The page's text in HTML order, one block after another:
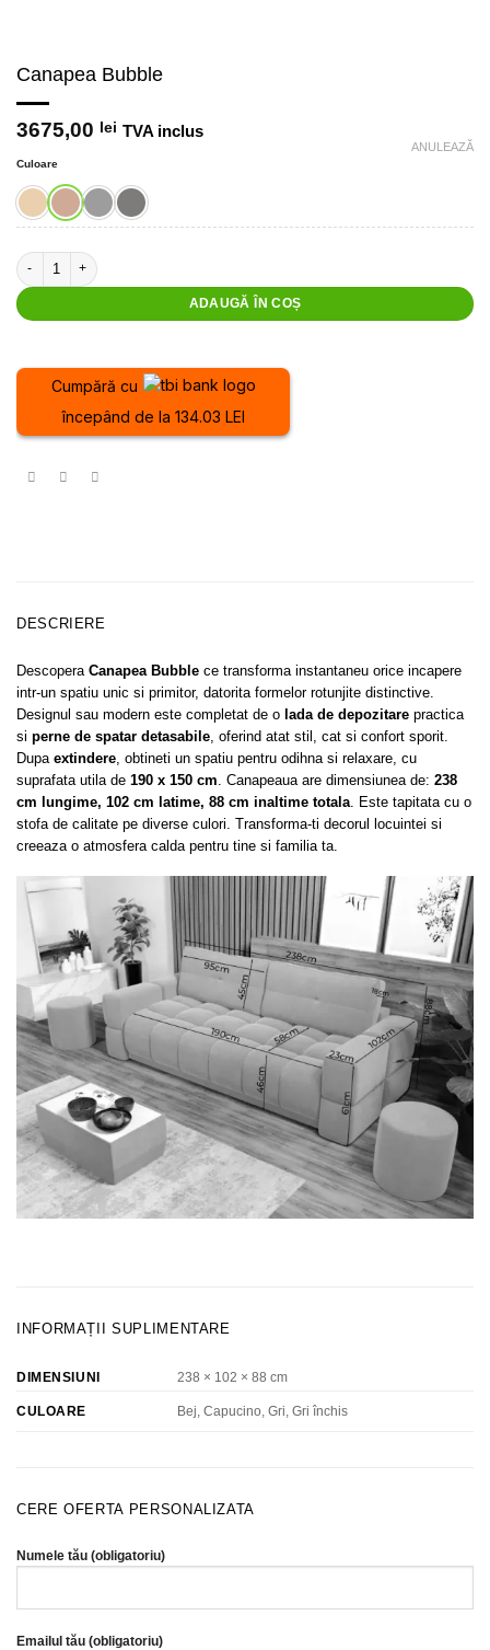
Canapea Bubble
3675,00 lei TVA inclus
Culoare
ANULEAZĂ
Cantitate Canapea Bubble
ADAUGĂ ÎN COȘ
Cumpără cu
începând de la 134.03 LEI
DESCRIERE
Descopera Canapea Bubble ce transforma instantaneu orice incapere
intr-un spatiu unic si primitor, datorita formelor rotunjite distinctive.
Designul sau modern este completat de o lada de depozitare practica
si perne de spatar detasabile , oferind atat stil, cat si confort sporit.
Dupa extindere , obtineti un spatiu pentru odihna si relaxare, cu
suprafata utila de 190 x 150 cm . Canapeaua are dimensiunea de: 238
cm lungime, 102 cm latime, 88 cm inaltime totala . Este tapitata cu o
stofa de calitate pe diverse culori. Transforma-ti decorul locuintei si
creeaza o atmosfera calda pentru tine si familia ta.
INFORMAȚII SUPLIMENTARE
DIMENSIUNI 238 × 102 × 88 cm
CULOARE Bej, Capucino, Gri, Gri închis
CERE OFERTA PERSONALIZATA
Numele tău (obligatoriu)
Emailul tău (obligatoriu)